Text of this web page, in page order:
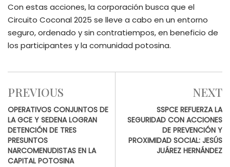
Con estas acciones, la corporación busca que el
Circuito Coconal 2025 se lleve a cabo en un entorno
seguro, ordenado y sin contratiempos, en beneficio de
los participantes y la comunidad potosina.
PREVIOUS
OPERATIVOS CONJUNTOS DE
LA GCE Y SEDENA LOGRAN
DETENCIÓN DE TRES
PRESUNTOS
NARCOMENUDISTAS EN LA
CAPITAL POTOSINA
NEXT
SSPCE REFUERZA LA
SEGURIDAD CON ACCIONES
DE PREVENCIÓN Y
PROXIMIDAD SOCIAL: JESÚS
JUÁREZ HERNÁNDEZ